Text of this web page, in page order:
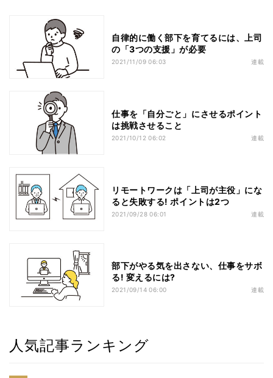
自律的に働く部下を育てるには、上司
の「3つの支援」が必要
2021/11/09 06:03 連載
仕事を「自分ごと」にさせるポイント
は挑戦させること
2021/10/12 06:02 連載
リモートワークは「上司が主役」にな
ると失敗する! ポイントは2つ
2021/09/28 06:01 連載
部下がやる気を出さない、仕事をサボ
る! 変えるには?
2021/09/14 06:00 連載
人気記事ランキング